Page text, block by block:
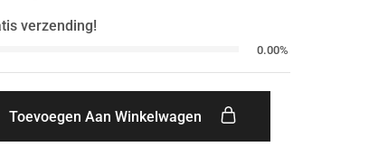
verzending!
0.00%
Toevoegen Aan Winkelwagen